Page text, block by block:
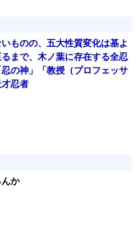
ものの、五大性質変化は基よ
まで、木ノ葉に存在する全忍
の神」「教授（プロフェッサ
忍者
か